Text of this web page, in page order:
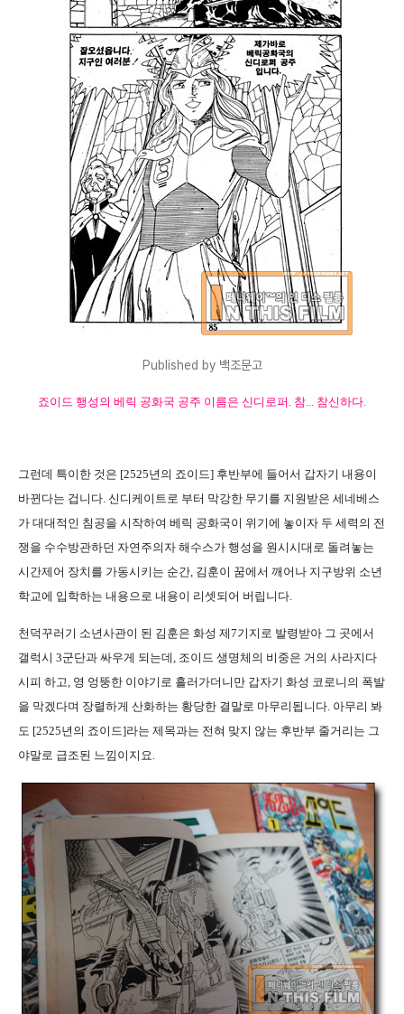
Published by 백조문고
죠이드 행성의 베릭 공화국 공주 이름은 신디로퍼. 참... 참신하다.
그런데 특이한 것은 [2525년의 죠이드] 후반부에 들어서 갑자기 내용이
바뀐다는 겁니다. 신디케이트로 부터 막강한 무기를 지원받은 세네베스
가 대대적인 침공을 시작하여 베릭 공화국이 위기에 놓이자 두 세력의 전
쟁을 수수방관하던 자연주의자 해수스가 행성을 원시시대로 돌려놓는
시간제어 장치를 가동시키는 순간, 김훈이 꿈에서 깨어나 지구방위 소년
학교에 입학하는 내용으로 내용이 리셋되어 버립니다.
천덕꾸러기 소년사관이 된 김훈은 화성 제7기지로 발령받아 그 곳에서
갤럭시 3군단과 싸우게 되는데, 조이드 생명체의 비중은 거의 사라지다
시피 하고, 영 엉뚱한 이야기로 흘러가더니만 갑자기 화성 코로니의 폭발
을 막겠다며 장렬하게 산화하는 황당한 결말로 마무리됩니다. 아무리 봐
도 [2525년의 죠이드]라는 제목과는 전혀 맞지 않는 후반부 줄거리는 그
야말로 급조된 느낌이지요.